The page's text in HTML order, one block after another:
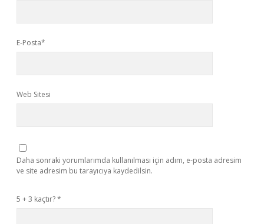
E-Posta*
Web Sitesi
Daha sonraki yorumlarımda kullanılması için adım, e-posta adresim
ve site adresim bu tarayıcıya kaydedilsin.
5 + 3 kaçtır?*